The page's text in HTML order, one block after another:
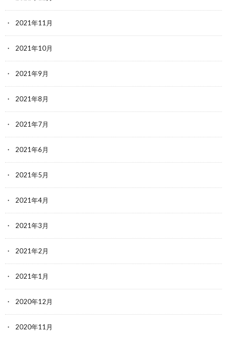
2021年11月
2021年10月
2021年9月
2021年8月
2021年7月
2021年6月
2021年5月
2021年4月
2021年3月
2021年2月
2021年1月
2020年12月
2020年11月